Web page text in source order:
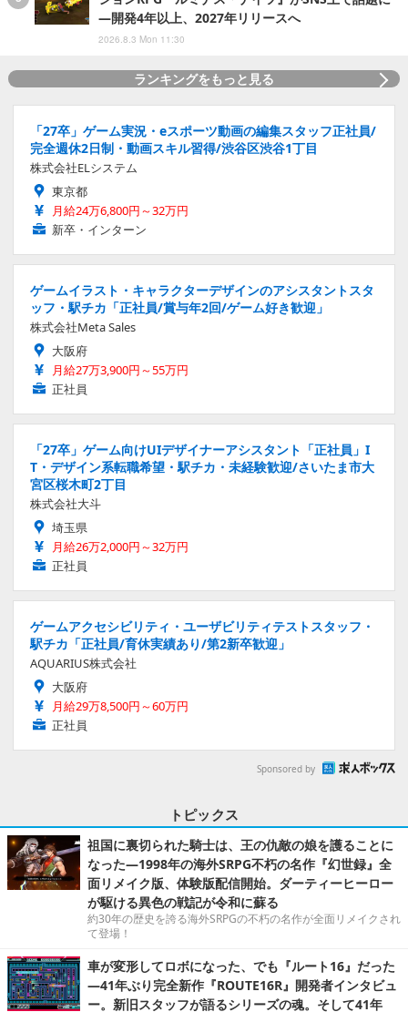
―開発4年以上、2027年リリースへ
2026.8.3 Mon 11:30
ランキングをもっと見る
「27卒」ゲーム実況・eスポーツ動画の編集スタッフ正社員/
完全週休2日制・動画スキル習得/渋谷区渋谷1丁目
株式会社ELシステム
東京都
月給24万6,800円～32万円
新卒・インターン
ゲームイラスト・キャラクターデザインのアシスタントスタ
ッフ・駅チカ「正社員/賞与年2回/ゲーム好き歓迎」
株式会社Meta Sales
大阪府
月給27万3,900円～55万円
正社員
「27卒」ゲーム向けUIデザイナーアシスタント「正社員」I
T・デザイン系転職希望・駅チカ・未経験歓迎/さいたま市大
宮区桜木町2丁目
株式会社大斗
埼玉県
月給26万2,000円～32万円
正社員
ゲームアクセシビリティ・ユーザビリティテストスタッフ・
駅チカ「正社員/育休実績あり/第2新卒歓迎」
AQUARIUS株式会社
大阪府
月給29万8,500円～60万円
正社員
Sponsored by
トピックス
祖国に裏切られた騎士は、王の仇敵の娘を護ることに
なった―1998年の海外SRPG不朽の名作『幻世録』全
面リメイク版、体験版配信開始。ダーティーヒーロー
が駆ける異色の戦記が令和に蘇る
約30年の歴史を誇る海外SRPGの不朽の名作が全面リメイクされ
て登場！
車が変形してロボになった、でも『ルート16』だった
―41年ぶり完全新作『ROUTE16R』開発者インタビュ
ー。新旧スタッフが語るシリーズの魂。そして41年